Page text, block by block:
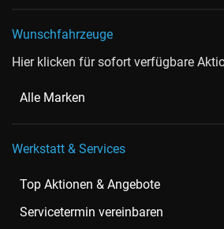
Wunschfahrzeuge
Hier klicken für sofort verfügbare
Alle Marken
Werkstatt & Services
Top Aktionen & Angebote
Servicetermin vereinbaren